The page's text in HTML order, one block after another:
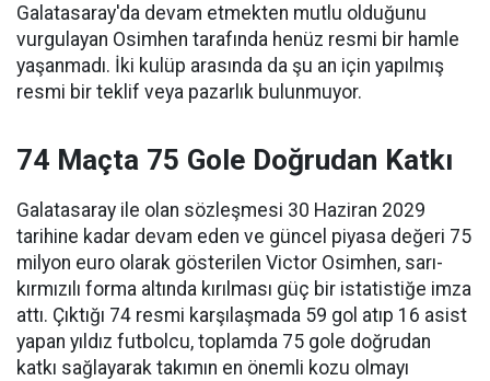
Galatasaray'da devam etmekten mutlu olduğunu
vurgulayan Osimhen tarafında henüz resmi bir hamle
yaşanmadı. İki kulüp arasında da şu an için yapılmış
resmi bir teklif veya pazarlık bulunmuyor.
74 Maçta 75 Gole Doğrudan Katkı
Galatasaray ile olan sözleşmesi 30 Haziran 2029
tarihine kadar devam eden ve güncel piyasa değeri 75
milyon euro olarak gösterilen Victor Osimhen, sarı-
kırmızılı forma altında kırılması güç bir istatistiğe imza
attı. Çıktığı 74 resmi karşılaşmada 59 gol atıp 16 asist
yapan yıldız futbolcu, toplamda 75 gole doğrudan
katkı sağlayarak takımın en önemli kozu olmayı